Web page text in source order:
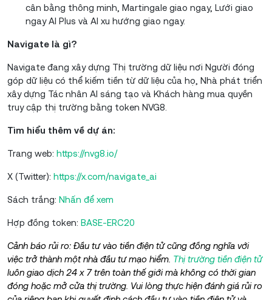
cân bằng thông minh, Martingale giao ngay, Lưới giao
ngay AI Plus và AI xu hướng giao ngay.
Navigate là gì?
Navigate đang xây dựng Thị trường dữ liệu nơi Người đóng
góp dữ liệu có thể kiếm tiền từ dữ liệu của họ, Nhà phát triển
xây dựng Tác nhân AI sáng tạo và Khách hàng mua quyền
truy cập thị trường bằng token NVG8.
Tìm hiểu thêm về dự án:
Trang web: https://nvg8.io/
X (Twitter): https://x.com/navigate_ai
Sách trắng: Nhấn để xem
Hợp đồng token: BASE-ERC20
Cảnh báo rủi ro: Đầu tư vào tiền điện tử cũng đồng nghĩa với
việc trở thành một nhà đầu tư mạo hiểm. Thị trường tiền điện tử
luôn giao dịch 24 x 7 trên toàn thế giới mà không có thời gian
đóng hoặc mở cửa thị trường. Vui lòng thực hiện đánh giá rủi ro